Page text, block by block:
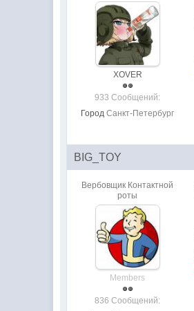
XOVER
933 Сообщений:
Город Санкт-Петербург
BIG_TOY
Вербовщик Контактной
роты
Members
836 Сообщений: